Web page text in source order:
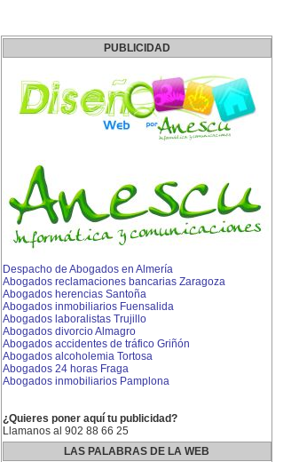
PUBLICIDAD
Despacho de Abogados en Almería
Abogados reclamaciones bancarias Zaragoza
Abogados herencias Santoña
Abogados inmobiliarios Fuensalida
Abogados laboralistas Trujillo
Abogados divorcio Almagro
Abogados accidentes de tráfico Griñón
Abogados alcoholemia Tortosa
Abogados 24 horas Fraga
Abogados inmobiliarios Pamplona
¿Quieres poner aquí tu publicidad?
Llamanos al 902 88 66 25
LAS PALABRAS DE LA WEB